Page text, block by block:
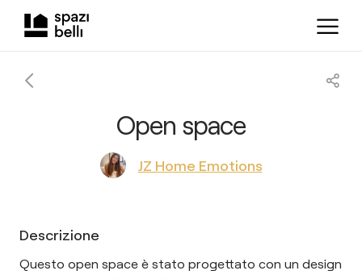
Open space
JZ Home Emotions
Descrizione
Questo open space è stato progettato con un design